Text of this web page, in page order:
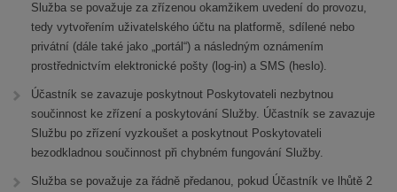
Služba se považuje za zřízenou okamžikem uvedení do provozu,
tedy vytvořením uživatelského účtu na platformě, sdílené nebo
privátní (dále také jako „portál“) a následným oznámením
prostřednictvím elektronické pošty (log-in) a SMS (heslo).
Účastník se zavazuje poskytnout Poskytovateli nezbytnou
součinnost ke zřízení a poskytování Služby. Účastník se zavazuje
Službu po zřízení vyzkoušet a poskytnout Poskytovateli
bezodkladnou součinnost při chybném fungování Služby.
Služba se považuje za řádně předanou, pokud Účastník ve lhůtě 2